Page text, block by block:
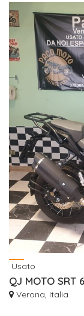
Usato
QJ MOTO SRT
Verona, Italia